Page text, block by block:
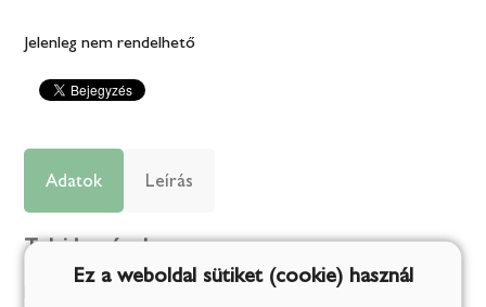
Jelenleg nem rendelhető
Adatok Leírás
Tulajdonságok:
Ez a weboldal sütiket (cookie) használ